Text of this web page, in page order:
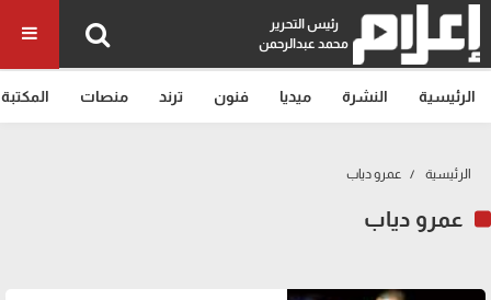
رئيس التحرير
محمد عبدالرحمن
الرئيسية النشرة ميديا فنون ترند منصات المكتبة
الرئيسية عمرو دياب
عمرو دياب